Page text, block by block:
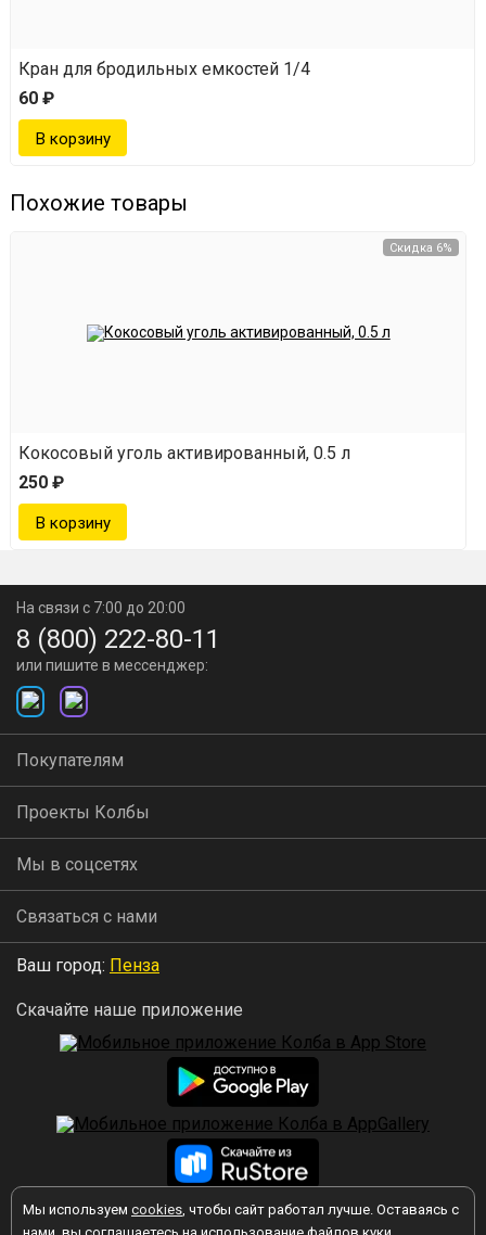
Кран для бродильных емкостей 1/4
60 ₽
Похожие товары
Скидка 6%
Кокосовый уголь активированный, 0.5 л
250 ₽
Мы используем cookies, чтобы сайт работал лучше. Оставаясь с
На связи с 7:00 до 20:00
8 (800) 222-80-11
или пишите в мессенджер:
Покупателям
Проекты Колбы
Мы в соцсетях
Связаться с нами
Ваш город: Пенза
Скачайте наше приложение
2026 © Колба